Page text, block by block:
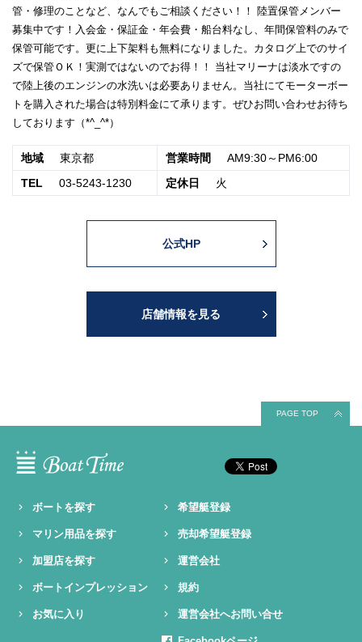
管・修理のことなど、なんでもご相談ください！！ 陸置保管メンバー
募集中です！入会金・保証金・年会費・船台料なし、年間保管料のみで
保管可能です。更に上下架料も無料になりました。カタログ上でのサイ
ズで保管ＯＫ！実測ではないのでお得！！ 当社マリーナは淡水ですの
で陸上後のエンジンの水洗いは必要ありません。当社にてモーターボー
トを購入された場合は特別料金にて承ります。ぜひお問い合わせお待ち
しております（*^_^*）
地域 東京都 営業時間
AM9:30～PM6:00
TEL
03-5243-1230 定休日 火
公式HP
店舗情報を見る
PAGE TOP
ボートを探す
マリン用品を探す
加盟店を探す
ボートインプレッション
お気に入り
希望艇登録
売却希望艇登録
運営会社
規約
運営会社へお問い合せ